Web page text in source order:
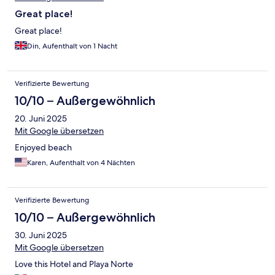
Great place!
Great place!
Din, Aufenthalt von 1 Nacht
Verifizierte Bewertung
10/10 – Außergewöhnlich
20. Juni 2025
Mit Google übersetzen
Enjoyed beach
Karen, Aufenthalt von 4 Nächten
Verifizierte Bewertung
10/10 – Außergewöhnlich
30. Juni 2025
Mit Google übersetzen
Love this Hotel and Playa Norte